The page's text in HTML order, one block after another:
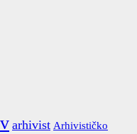
arhivist Arhivističko